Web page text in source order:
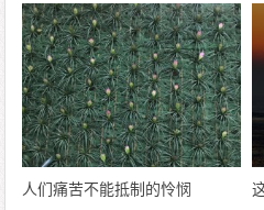
人们痛苦不能抵制的怜悯